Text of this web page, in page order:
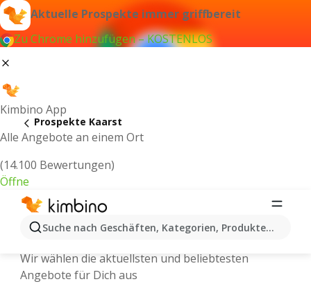
Aktuelle Prospekte immer griffbereit
Zu Chrome hinzufügen – KOSTENLOS
Kimbino App
Alle Angebote an einem Ort
(14.100 Bewertungen)
Öffne
Suche nach Geschäften, Kategorien, Produkten...
Prospekte Kaarst
Kaarst - Neuste Prospekte und
Wir wählen die aktuellsten und beliebtesten
Angebote für Dich aus